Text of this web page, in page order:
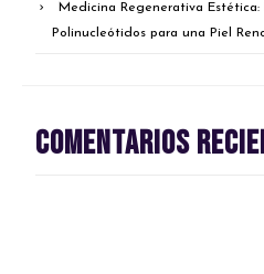
Medicina Regenerativa Estética:
Polinucleótidos para una Piel
Comentarios